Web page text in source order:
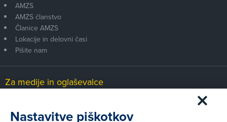
AMZS
AMZS članstvo
Članice AMZS
Lokacije in delovni časi
Pišite nam
Za medije in oglaševalce
Nastavitve piškotkov